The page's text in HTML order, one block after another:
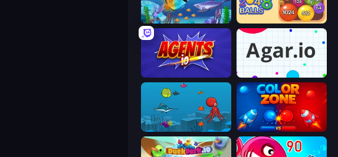
Let Me Eat 2: Feeding Madness Crazy 2048 Balls
Agar.io
Fish Eat Fishes Color Zone